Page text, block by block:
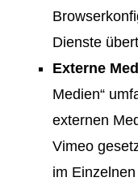
Dienste
Externe
Medien“
externen
Vimeo
im